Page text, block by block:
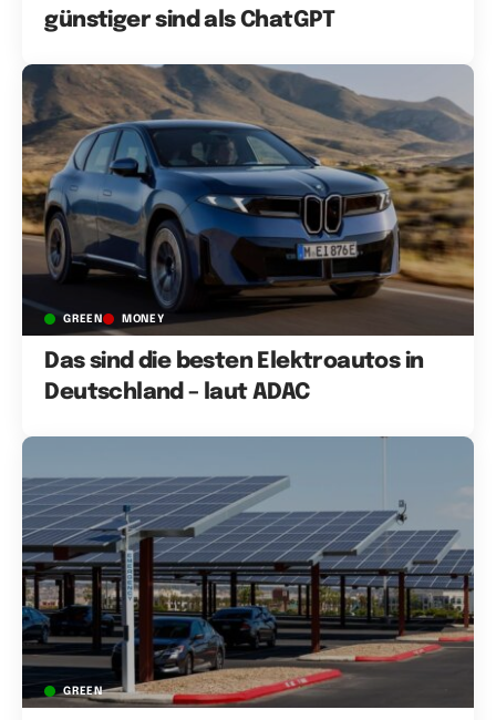
günstiger sind als ChatGPT
GREEN MONEY
Das sind die besten Elektroautos in
Deutschland – laut ADAC
GREEN